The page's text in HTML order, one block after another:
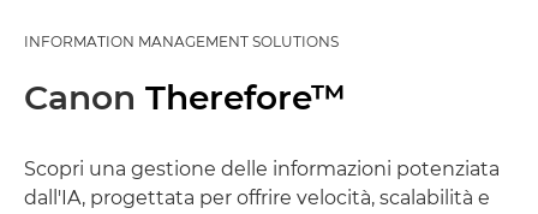
INFORMATION MANAGEMENT SOLUTIONS
Canon Therefore™
Scopri una gestione delle informazioni potenziata
dall'IA, progettata per offrire velocità, scalabilità e